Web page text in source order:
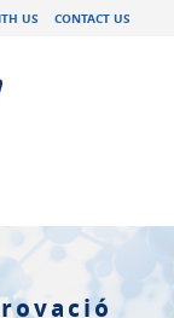
US CONTACT US